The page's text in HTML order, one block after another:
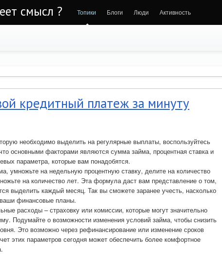
смысл ? Топики Блоги Люди Активность
кредитный платеж за минуту
необходимо выделить на регулярные выплаты, воспользуйтесь
основными факторами являются сумма займа, процентная ставка и
параметра, которые вам понадобятся.
умножьте на недельную процентную ставку, делите на количество
на количество лет. Эта формула даст вам представление о том,
выделить каждый месяц. Так вы сможете заранее учесть, насколько
финансовые планы.
расходы – страховку или комиссии, которые могут значительно
Подумайте о возможности изменения условий займа, чтобы снизить
Это возможно через рефинансирование или изменение сроков
этих параметров сегодня может обеспечить более комфортное